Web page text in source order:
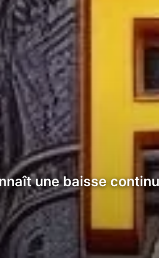
une baisse